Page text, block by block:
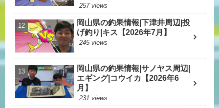
257 views
岡山県の釣果情報|下津井周辺|投
げ釣り|キス【2026年7月】
245 views
岡山県の釣果情報|サノヤス周辺|
エギング|コウイカ【2026年6
月】
231 views